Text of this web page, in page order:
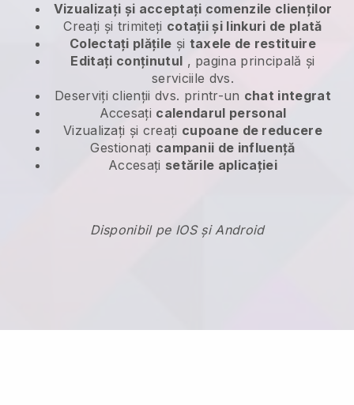
Vizualizați și acceptați comenzile clienților
Creați și trimiteți cotații și linkuri de plată
Colectați plățile și taxele de restituire
Editați conținutul , pagina principală și
serviciile dvs.
Deserviți clienții dvs. printr-un chat integrat
Accesați calendarul personal
Vizualizați și creați cupoane de reducere
Gestionați campanii de influență
Accesați setările aplicației
Disponibil pe IOS și Android